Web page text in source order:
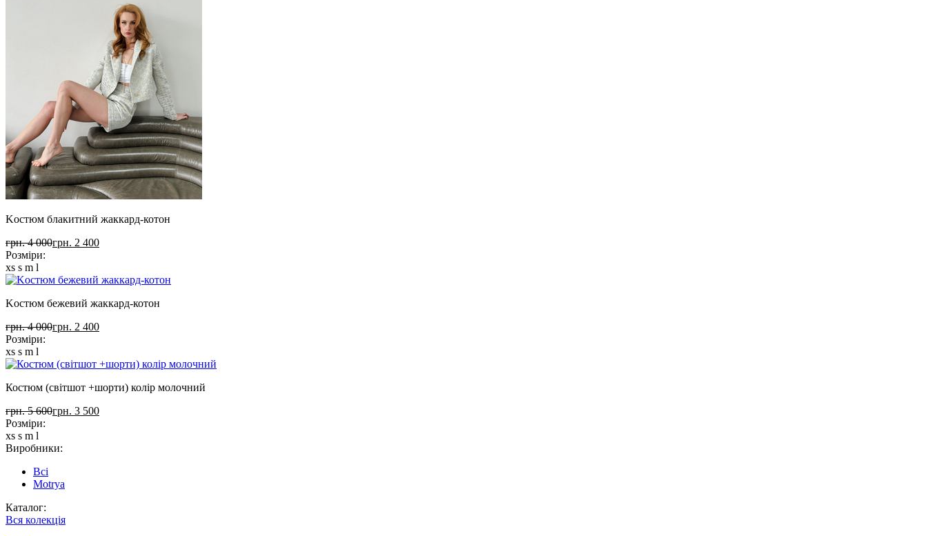
Kостюм блакитний жаккард-котон
грн. 4 000грн. 2 400
Розміри:
xs s m l
Kостюм бежевий жаккард-котон
грн. 4 000грн. 2 400
Розміри:
xs s m l
Костюм (світшот +шорти) колір молочний
грн. 5 600грн. 3 500
Розміри:
xs s m l
Виробники:
Всі
Motrya
Каталог:
Вся колекція